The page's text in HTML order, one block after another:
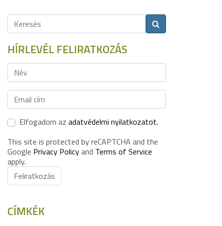
HÍRLEVÉL FELIRATKOZÁS
Elfogadom az adatvédelmi nyilatkozatot.
This site is protected by reCAPTCHA and the
Google Privacy Policyand Terms of Service
apply.
Feliratkozás
CÍMKÉK